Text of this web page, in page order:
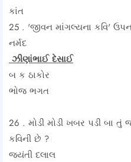
કાંત
25 . 'જીવન માંગલ્યના કવિ'
નર્મદ
ઝીણાંભાઈ દેસાઈ
બ ક ઠાકોર
ભોજ ભગત
26 . મોડી મોડી ખબર પડી બા
કવિની છે ?
જ્યંતી દલાલ